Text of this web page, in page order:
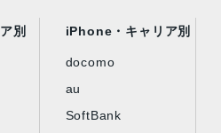
別 iPhone・キャリア別
docomo
au
SoftBank